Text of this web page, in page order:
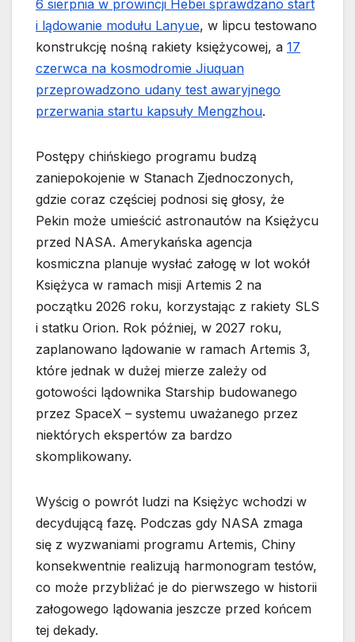
6 sierpnia w prowincji Hebei sprawdzano start
i lądowanie modułu Lanyue, w lipcu testowano
konstrukcję nośną rakiety księżycowej, a 17
czerwca na kosmodromie Jiuquan
przeprowadzono udany test awaryjnego
przerwania startu kapsuły Mengzhou.
Postępy chińskiego programu budzą
zaniepokojenie w Stanach Zjednoczonych,
gdzie coraz częściej podnosi się głosy, że
Pekin może umieścić astronautów na Księżycu
przed NASA. Amerykańska agencja
kosmiczna planuje wysłać załogę w lot wokół
Księżyca w ramach misji Artemis 2 na
początku 2026 roku, korzystając z rakiety SLS
i statku Orion. Rok później, w 2027 roku,
zaplanowano lądowanie w ramach Artemis 3,
które jednak w dużej mierze zależy od
gotowości lądownika Starship budowanego
przez SpaceX – systemu uważanego przez
niektórych ekspertów za bardzo
skomplikowany.
Wyścig o powrót ludzi na Księżyc wchodzi w
decydującą fazę. Podczas gdy NASA zmaga
się z wyzwaniami programu Artemis, Chiny
konsekwentnie realizują harmonogram testów,
co może przybliżać je do pierwszego w historii
załogowego lądowania jeszcze przed końcem
tej dekady.